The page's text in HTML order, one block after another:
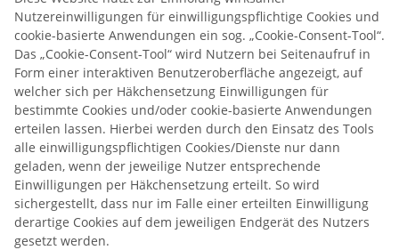
Nutzereinwilligungen für einwilligungspflichtige Cookies und
cookie-basierte Anwendungen ein sog. „Cookie-Consent-Tool“.
Das „Cookie-Consent-Tool“ wird Nutzern bei Seitenaufruf in
Form einer interaktiven Benutzeroberfläche angezeigt, auf
welcher sich per Häkchensetzung Einwilligungen für
bestimmte Cookies und/oder cookie-basierte Anwendungen
erteilen lassen. Hierbei werden durch den Einsatz des Tools
alle einwilligungspflichtigen Cookies/Dienste nur dann
geladen, wenn der jeweilige Nutzer entsprechende
Einwilligungen per Häkchensetzung erteilt. So wird
sichergestellt, dass nur im Falle einer erteilten Einwilligung
derartige Cookies auf dem jeweiligen Endgerät des Nutzers
gesetzt werden.